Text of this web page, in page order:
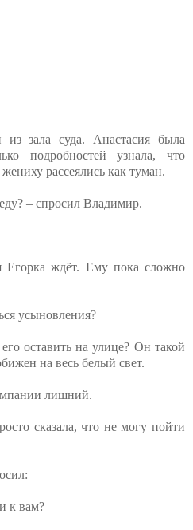
зала суда. Анастасия была
подробностей узнала, что
рассеялись как туман.
– спросил Владимир.
ждёт. Ему пока сложно
усыновления?
оставить на улице? Он такой
на весь белый свет.
лишний.
сказала, что не могу пойти
к вам?